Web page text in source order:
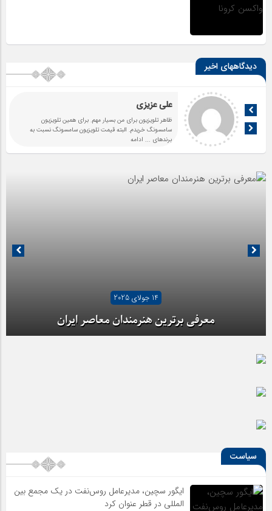
دیدگاههای اخیر
علی عزیزی
ظاهر تلویزیون برای من بسیار مهم. برای همین تلویزیون
سامسونگ خریدم. البته قیمت تلویزیون سامسونگ نسبت به
برندهای ... ادامه
14 جولای 2025
معرفی برترین هنرمندان معاصر ایران
سیاست
ایگور سچین، مدیرعامل روس‌نفت در یک مجمع بین
المللی در قطر عنوان کرد